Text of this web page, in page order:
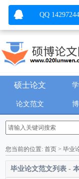
硕士论文
论文范文
您当前的位置:首页> 毕业
毕业论文范文列表 -
QQ